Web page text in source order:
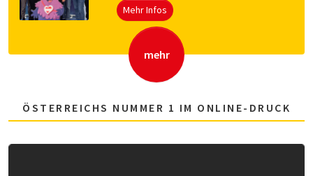
Mehr Infos
mehr
ÖSTERREICHS NUMMER 1 IM ONLINE-DRUCK